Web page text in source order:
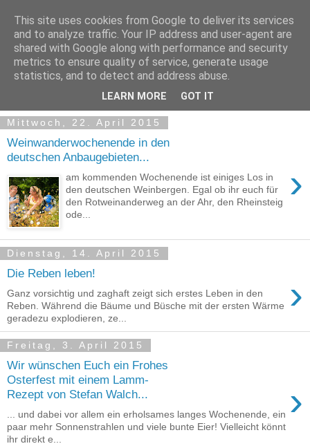
Mittwoch, 22. April 2015
Weinwanderwochenende in den
deutschen Anbaugebieten...
›
am kommenden Wochenende ist einiges Los in
den deutschen Weinbergen. Egal ob ihr euch für
den Rotweinanderweg an der Ahr, den Rheinsteig
ode...
Dienstag, 14. April 2015
Die Reben leben! ›
Ganz vorsichtig und zaghaft zeigt sich erstes Leben in den
Reben. Während die Bäume und Büsche mit der ersten Wärme
geradezu explodieren, ze...
Freitag, 3. April 2015
Wir wünschen Euch ein Frohes
Osterfest mit einem Lamm-
Rezept von Stefan Walch...
›
... und dabei vor allem ein erholsames langes Wochenende, ein
paar mehr Sonnenstrahlen und viele bunte Eier! Vielleicht könnt
ihr direkt e...
This site uses cookies from Google to deliver its services
and to analyze traffic. Your IP address and user-agent are
shared with Google along with performance and security
metrics to ensure quality of service, generate usage
statistics, and to detect and address abuse.
LEARN MORE GOT IT